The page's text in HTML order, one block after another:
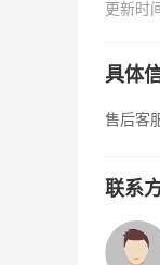
更新时
具体
售后客
联系